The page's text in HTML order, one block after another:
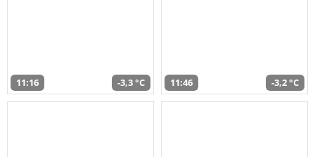
11:16 -3,3 °C 11:46 -3,2 °C